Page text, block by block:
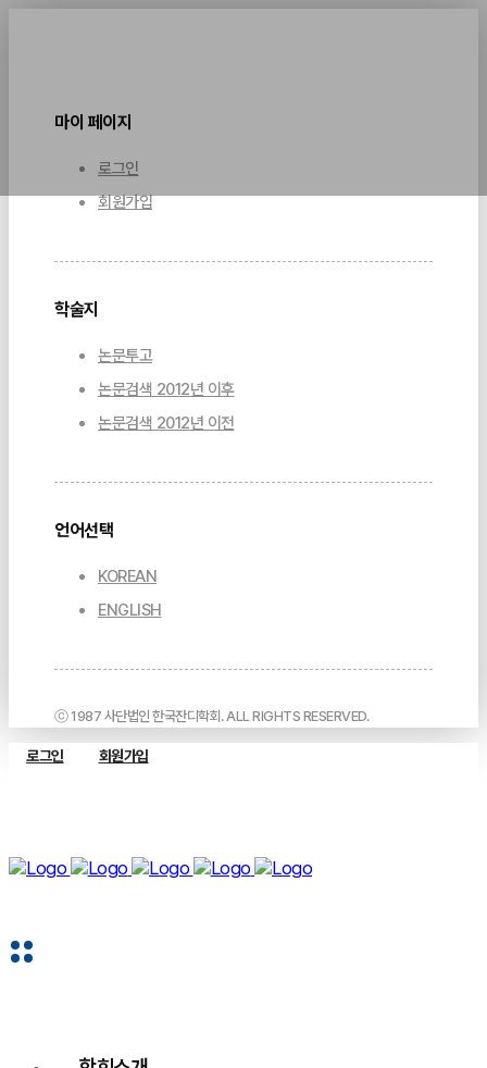
마이 페이지
로그인
회원가입
학술지
논문투고
논문검색 2012년 이후
논문검색 2012년 이전
언어선택
KOREAN
ENGLISH
ⓒ 1987 사단법인 한국잔디학회. ALL RIGHTS RESERVED.
로그인 회원가입